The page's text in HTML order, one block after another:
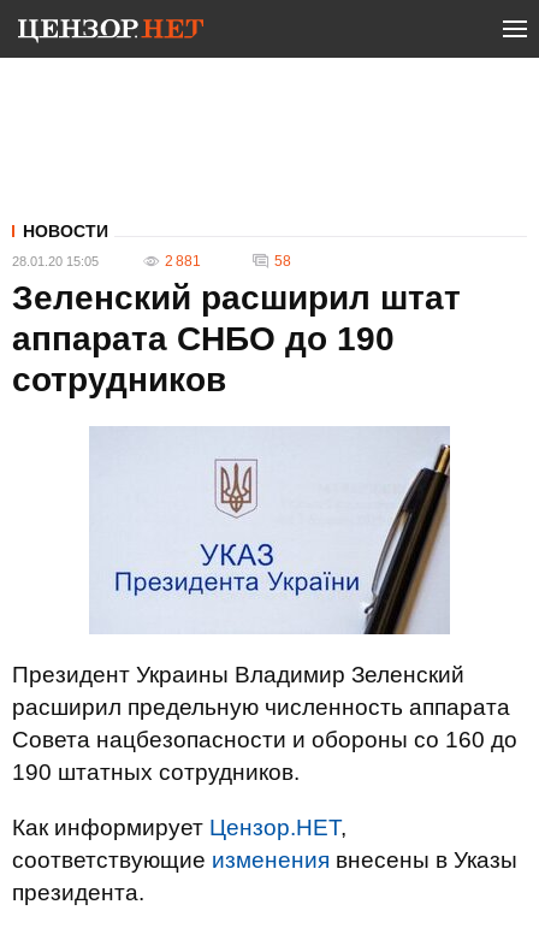
НОВОСТИ
28.01.20 15:05 2 881 58
Зеленский расширил штат
аппарата СНБО до 190
сотрудников
Президент Украины Владимир Зеленский
расширил предельную численность аппарата
Совета нацбезопасности и обороны со 160 до
190 штатных сотрудников.
Как информирует Цензор.НЕТ,
соответствующие изменения внесены в Указы
президента.